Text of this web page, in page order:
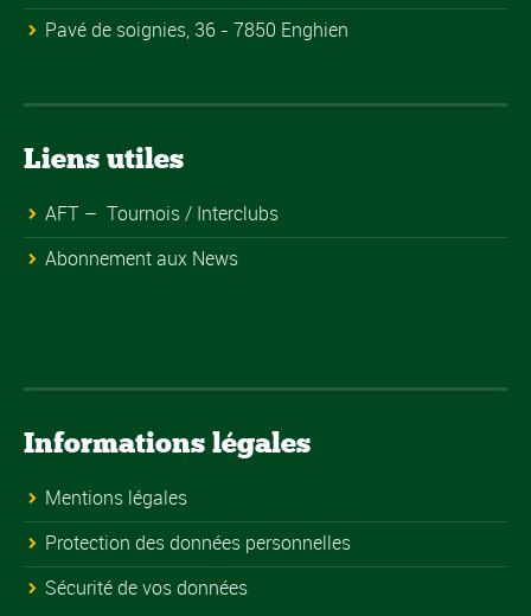
Pavé de soignies, 36 - 7850 Enghien
Liens utiles
AFT – Tournois / Interclubs
Abonnement aux News
Informations légales
Mentions légales
Protection des données personnelles
Sécurité de vos données